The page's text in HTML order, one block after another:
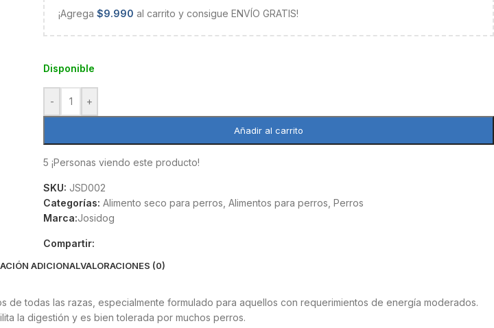
¡Agrega $9.990 al carrito y consigue ENVÍO GRATIS!
Disponible
- +
Añadir al carrito
5 ¡Personas viendo este producto!
SKU: JSD002
Categorías: Alimento seco para perros Alimentos para perros Perros
Marca:Josidog
Compartir:
ADICIONALVALORACIONES (0)
todas las razas, especialmente formulado para aquellos con requerimientos de energía moderados.
la digestión y es bien tolerada por muchos perros.